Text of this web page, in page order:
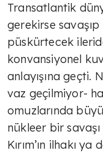
Transatlantik
gerekirse
püskürtecek
konvansiyonel
anlayışına geçti.
vaz geçilmiyor-
omuzlarında
nükleer bir
Kırım’ın ilhakı